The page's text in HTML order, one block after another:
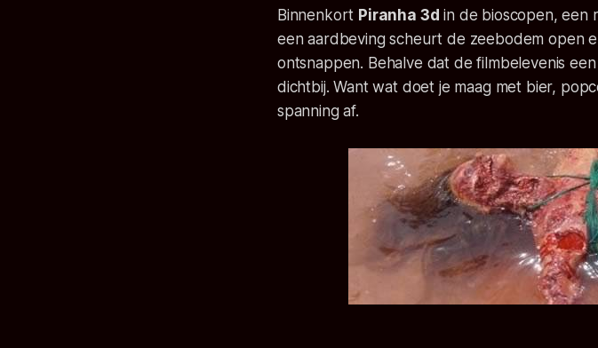
Binnenkort Piranha 3d in de bioscopen, een
een aardbeving scheurt de zeebodem open
ontsnappen. Behalve dat de filmbelevenis
dichtbij. Want wat doet je maag met bier,
spanning af.